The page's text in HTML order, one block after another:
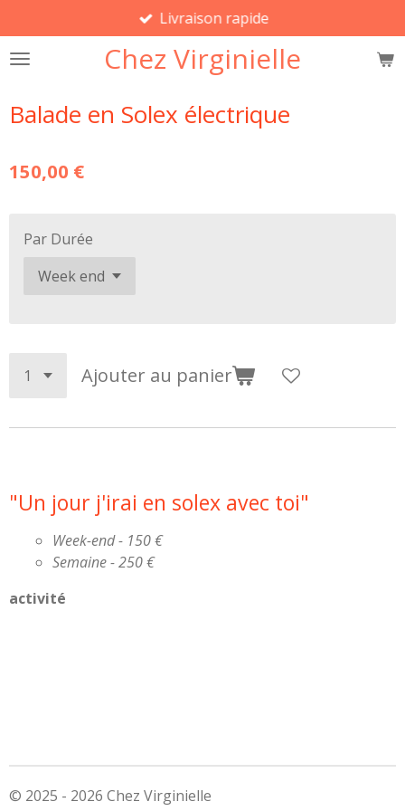
au
contenu
Chez Virginielle
Livraison rapide
Balade en Solex électrique
150,00 €
Par Durée
Ajouter au panier
"Un jour j'irai en solex avec toi"
Week-end - 150 €
Semaine - 250 €
activité
© 2025 - 2026 Chez Virginielle